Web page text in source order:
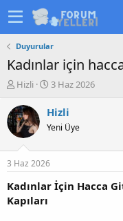
Duyurular
Kadınlar için
K
n
u
y
b
a
ş
a
Hizli
B
ş
a
ç
3 Haz 2026
Hizli
Yeni Üye
3 Haz 2026
Kadınlar İçin Hacca
Kapıları